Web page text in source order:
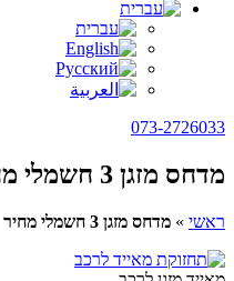
073-2726033
מדחס מזגן 3 חשמלי מחיר
ראשי » מדחס מזגן 3 חשמלי מחיר